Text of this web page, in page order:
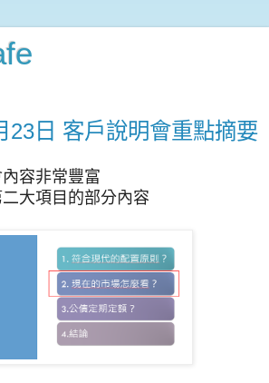
23日 客戶說明會重點摘要
容非常豐富
大項目的部分內容